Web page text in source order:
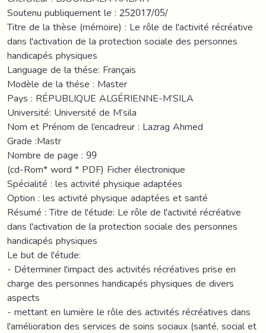
Soutenu publiquement le : 252017/05/
Titre de la thèse (mémoire) : Le rôle de l'activité récréative
dans l'activation de la protection sociale des personnes
handicapés physiques
Language de la thése: Français
Modèle de la thése : Master
Pays : RÉPUBLIQUE ALGÉRIENNE-M’SILA
Université: Université de M’sila
Nom et Prénom de l’encadreur : Lazrag Ahmed
Grade :Mastr
Nombre de page : 99
(cd-Rom* word * PDF) Ficher électronique
Spécialité : les activité physique adaptées
Option : les activité physique adaptées et santé
Résumé : Titre de l'étude: Le rôle de l'activité récréative
dans l'activation de la protection sociale des personnes
handicapés physiques
Le but de l'étude:
- Déterminer l'impact des activités récréatives prise en
charge des personnes handicapés physiques de divers
aspects
- mettant en lumière le rôle des activités récréatives dans
l'amélioration des services de soins sociaux (santé, social et